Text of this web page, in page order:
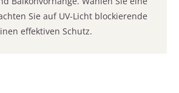
Sie auf UV-Licht blockierende
effektiven Schutz.